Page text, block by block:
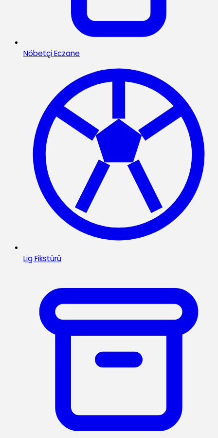
Nöbetçi Eczane
Lig Fikstürü